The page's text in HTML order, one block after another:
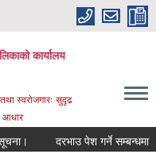
कार्यालय
स्वरोजगारः सुदृढ
आधार
दरभाउ पेश गर्ने सम्बन्धमा ।